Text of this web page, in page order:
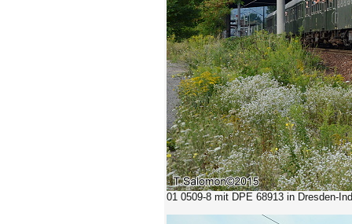
01 0509-8 mit DPE 68913 in Dresden-